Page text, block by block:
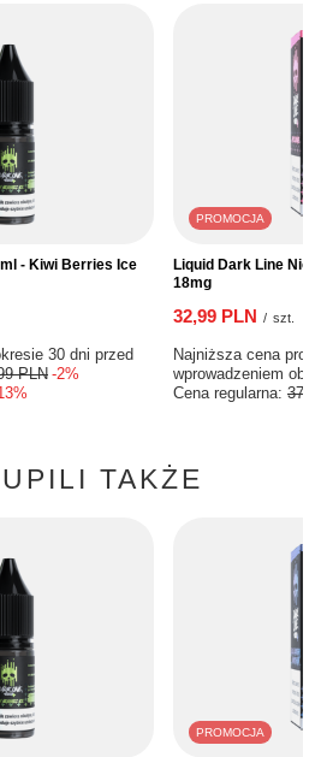
- Kiwi Berries Ice
30 dni przed
PLN-2%
PROMOCJA
Liquid Dark Line
18mg
32,99 PLN / szt.
Najniższa cena
wprowadzeniem
Cena regularna:
TAKŻE
PROMOCJA